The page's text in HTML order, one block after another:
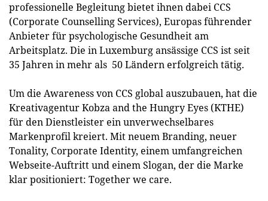
professionelle Begleitung bietet ihnen dabei CCS
(Corporate Counselling Services), Europas führender
Anbieter für psychologische Gesundheit am
Arbeitsplatz. Die in Luxemburg ansässige CCS ist seit
35 Jahren in mehr als 50 Ländern erfolgreich tätig.
Um die Awareness von CCS global auszubauen, hat die
Kreativagentur Kobza and the Hungry Eyes (KTHE)
für den Dienstleister ein unverwechselbares
Markenprofil kreiert. Mit neuem Branding, neuer
Tonality, Corporate Identity, einem umfangreichen
Webseite-Auftritt und einem Slogan, der die Marke
klar positioniert: Together we care.